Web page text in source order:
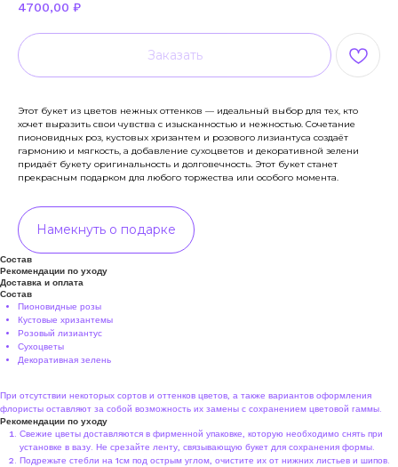
4700,00 ₽
Заказать
Этот букет из цветов нежных оттенков — идеальный выбор для тех, кто
хочет выразить свои чувства с изысканностью и нежностью. Сочетание
пионовидных роз, кустовых хризантем и розового лизиантуса создаёт
гармонию и мягкость, а добавление сухоцветов и декоративной зелени
придаёт букету оригинальность и долговечность. Этот букет станет
прекрасным подарком для любого торжества или особого момента.
Намекнуть о подарке
Состав
Рекомендации по уходу
Доставка и оплата
Состав
Пионовидные розы
Кустовые хризантемы
Розовый лизиантус
Сухоцветы
Декоративная зелень
При отсутствии некоторых сортов и оттенков цветов, а также вариантов оформления
флористы оставляют за собой возможность их замены с сохранением цветовой гаммы.
Рекомендации по уходу
Свежие цветы доставляются в фирменной упаковке, которую необходимо снять при
установке в вазу. Не срезайте ленту, связывающую букет для сохранения формы.
Подрежьте стебли на 1см под острым углом, очистите их от нижних листьев и шипов.